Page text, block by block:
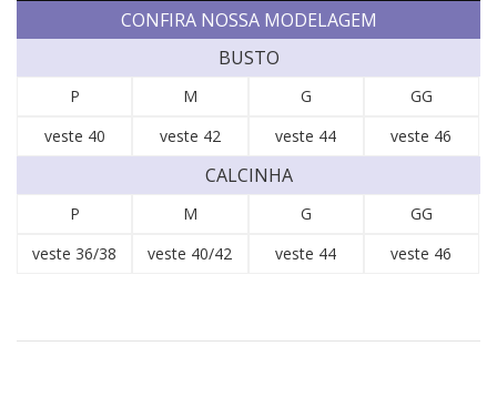
CONFIRA NOSSA MODELAGEM
BUSTO
P M G
GG
veste 40
veste 42 veste 44 veste 46
CALCINHA
P M G
GG
veste 36/38
veste 40/42 veste 44 veste 46